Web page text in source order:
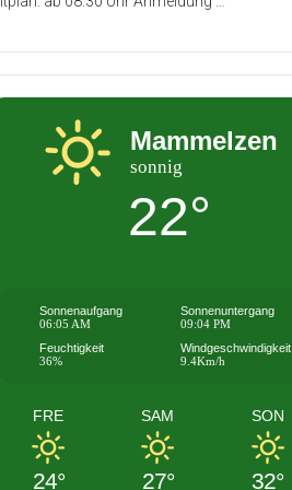
Mammelzen
sonnig
22°
Sonnenaufgang
06:05 AM
Sonnenuntergang
09:04 PM
Feuchtigkeit
36%
Windgeschwindigkeit
9.4Km/h
FRE
24°
SAM
27°
SON
32°